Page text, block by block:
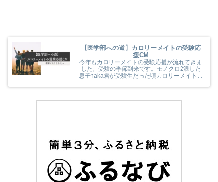
【医学部への道】カロリーメイトの受験応
援CM
今年もカロリーメイトの受験応援が流れてきま
した。受験の季節到来です。モノクロ2浪した
息子naka君が受験生だった頃カロリーメイトの
(^^) 今年のカロリーメイトの受験応援CMも音